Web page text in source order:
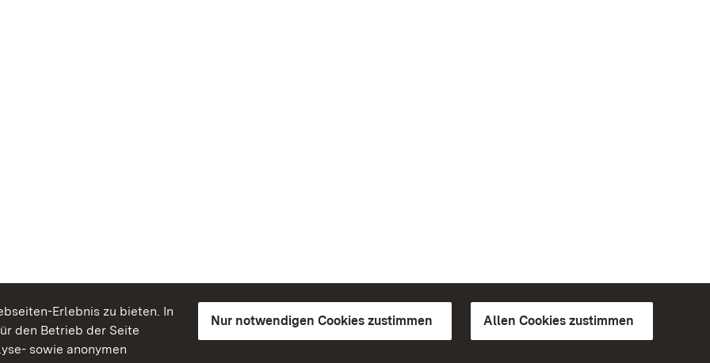
Erlebnis zu bieten. In
den Betrieb der Seite
sowie anonymen
Nur notwendigen Cookies zustimmen Allen Cookies zustimmen